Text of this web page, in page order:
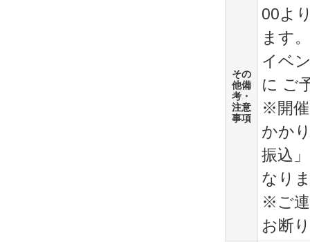
その
他備
考・
注意
事項
00よ
ます。
イベ
に ご
※開催
かか
振込
なり
※ご連
お断